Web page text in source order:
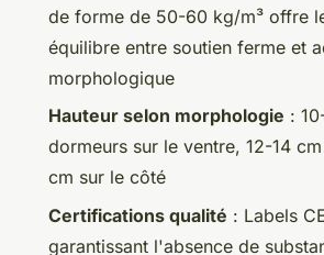
de forme de 50-60 kg/m³ offre
équilibre entre soutien ferme et
morphologique
Hauteur selon morphologie :
dormeurs sur le ventre, 12-14
cm sur le côté
Certifications qualité : Labels
garantissant l'absence de